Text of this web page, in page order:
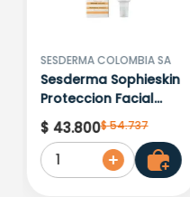
Más reciente
SESDERMA COLOMBIA SA
Sesderma Sophieskin
Proteccion Facial
Kids Hypoallergenic
Spf 500 Moisturising
$ 43.800$54.737
1